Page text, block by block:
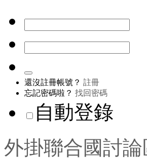
還沒註冊帳號？ 註冊
忘記密碼啦？ 找回密碼
自動登錄
外掛聯合國討論